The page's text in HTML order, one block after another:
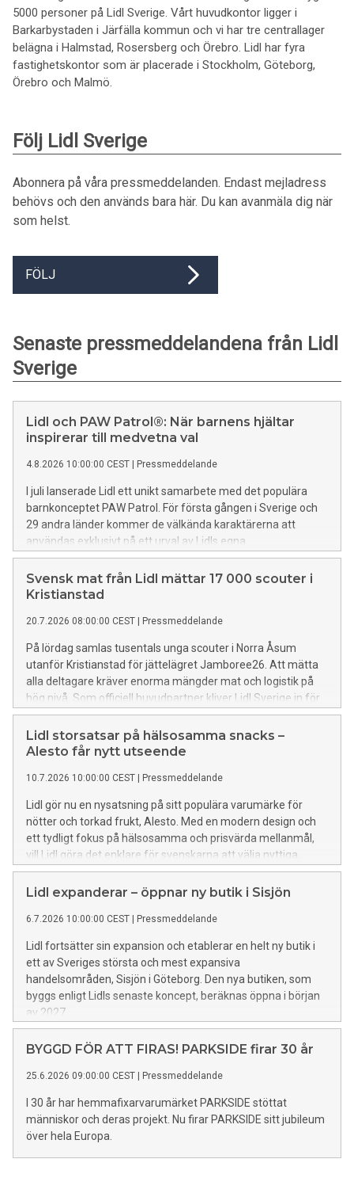
5000 personer på Lidl Sverige. Vårt huvudkontor ligger i
Barkarbystaden i Järfälla kommun och vi har tre centrallager
belägna i Halmstad, Rosersberg och Örebro. Lidl har fyra
fastighetskontor som är placerade i Stockholm, Göteborg,
Örebro och Malmö.
Följ Lidl Sverige
Abonnera på våra pressmeddelanden. Endast mejladress
behövs och den används bara här. Du kan avanmäla dig när
som helst.
FÖLJ
Senaste pressmeddelandena från Lidl
Sverige
Lidl och PAW Patrol®: När barnens hjältar
inspirerar till medvetna val
4.8.2026 10:00:00 CEST Pressmeddelande
I juli lanserade Lidl ett unikt samarbete med det populära
barnkonceptet PAW Patrol. För första gången i Sverige och
29 andra länder kommer de välkända karaktärerna att
användas exklusivt på ett urval av Lidls egna
livsmedelsprodukter – som uppfyller både WHO:s
näringskriterier och Lidls egna strikta tilläggskrav.
Svensk mat från Lidl mättar 17 000 scouter i
Kristianstad
20.7.2026 08:00:00 CEST Pressmeddelande
På lördag samlas tusentals unga scouter i Norra Åsum
utanför Kristianstad för jättelägret Jamboree26. Att mätta
alla deltagare kräver enorma mängder mat och logistik på
hög nivå. Som officiell huvudpartner kliver Lidl Sverige in för
att leverera tonvis med svenskproducerad frukost och
grönsaker under lägret.
Lidl storsatsar på hälsosamma snacks –
Alesto får nytt utseende
10.7.2026 10:00:00 CEST Pressmeddelande
Lidl gör nu en nysatsning på sitt populära varumärke för
nötter och torkad frukt, Alesto. Med en modern design och
ett tydligt fokus på hälsosamma och prisvärda mellanmål,
vill Lidl göra det enklare för svenskarna att välja nyttiga,
växtbaserade snacks. Satsningen är en del av Lidls arbete
för att främja en medveten kosthållning.
Lidl expanderar – öppnar ny butik i Sisjön
6.7.2026 10:00:00 CEST Pressmeddelande
Lidl fortsätter sin expansion och etablerar en helt ny butik i
ett av Sveriges största och mest expansiva
handelsområden, Sisjön i Göteborg. Den nya butiken, som
byggs enligt Lidls senaste koncept, beräknas öppna i början
av 2027.
BYGGD FÖR ATT FIRAS! PARKSIDE firar 30 år
25.6.2026 09:00:00 CEST Pressmeddelande
I 30 år har hemmafixarvarumärket PARKSIDE stöttat
människor och deras projekt. Nu firar PARKSIDE sitt jubileum
över hela Europa.